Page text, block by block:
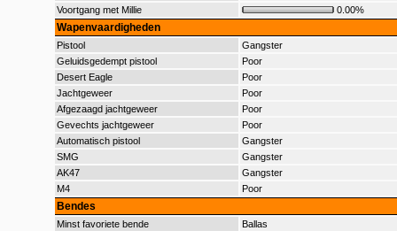
Voortgang met Millie
0.00%
Wapenvaardigheden
Pistool
Gangster
Geluidsgedempt pistool
Poor
Desert Eagle
Poor
Jachtgeweer
Poor
Afgezaagd jachtgeweer
Poor
Gevechts jachtgeweer
Poor
Automatisch pistool
Gangster
SMG
Gangster
AK47
Gangster
M4
Poor
Bendes
Minst favoriete bende
Ballas